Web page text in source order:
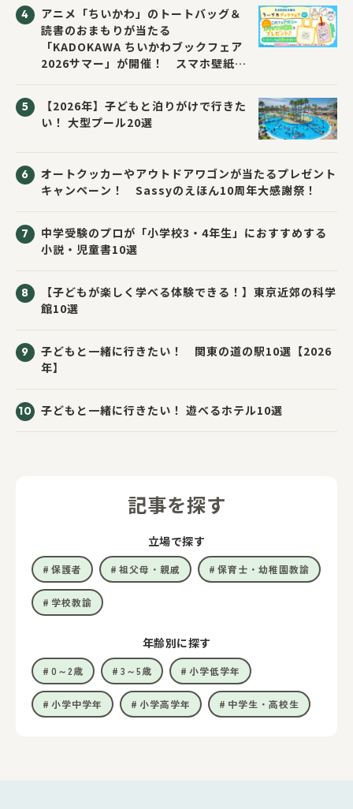
アニメ「ちいかわ」のトートバッグ＆
読書のおまもりが当たる
「KADOKAWA ちいかわブックフェア
2026サマー」が開催！ スマホ壁紙は
【2026年】子どもと泊りがけで行きた
い！ 大型プール20選
オートクッカーやアウトドアワゴンが当たるプレゼント
キャンペーン！ Sassyのえほん10周年大感謝祭！
中学受験のプロが「小学校3・4年生」におすすめする
小説・児童書10選
【子どもが楽しく学べる体験できる！】東京近郊の科学
館10選
子どもと一緒に行きたい！ 関東の道の駅10選【2026
年】
子どもと一緒に行きたい！ 遊べるホテル10選
記事を探す
立場で探す
保護者 祖父母・親戚 保育士・幼稚園教諭
学校教諭
年齢別に探す
0～2歳 3～5歳 小学低学年
小学中学年 小学高学年 中学生・高校生